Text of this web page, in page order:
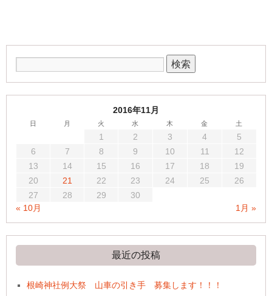
2016年11月
日 月 火 水 木 金 土
1 2 3 4
5
6
7 8 9 10 11
12
13
14 15 16 17 18
19
20
21 22 23 24 25
26
27
28 29
30
« 10月
1月 »
最近の投稿
根崎神社例大祭 山車の引き手 募集します！！！